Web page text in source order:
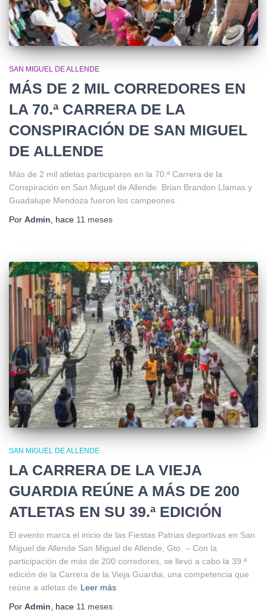
SAN MIGUEL DE ALLENDE
MÁS DE 2 MIL CORREDORES EN
LA 70.ª CARRERA DE LA
CONSPIRACIÓN DE SAN MIGUEL
DE ALLENDE
Más de 2 mil atletas participaron en la 70.ª Carrera de la
Conspiración en San Miguel de Allende. Brian Brandon Llamas y
Guadalupe Mendoza fueron los campeones.
Por Admin , hace 11 meses
SAN MIGUEL DE ALLENDE
LA CARRERA DE LA VIEJA
GUARDIA REÚNE A MÁS DE 200
ATLETAS EN SU 39.ª EDICIÓN
El evento marca el inicio de las Fiestas Patrias deportivas en San
Miguel de Allende San Miguel de Allende, Gto. – Con la
participación de más de 200 corredores, se llevó a cabo la 39.ª
edición de la Carrera de la Vieja Guardia, una competencia que
reúne a atletas de Leer más
Por Admin, hace 11 meses